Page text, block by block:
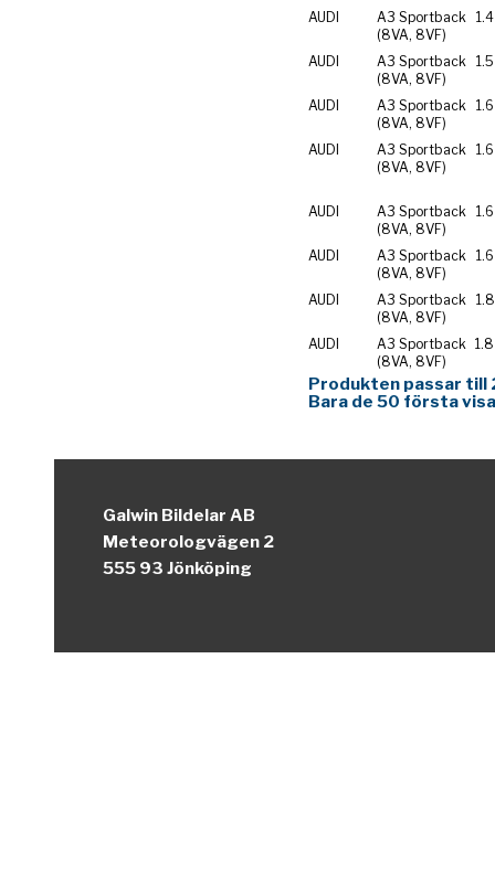
AUDI
A3 Sportback
(8VA, 8VF)
AUDI
A3 Sportback
(8VA, 8VF)
AUDI
A3 Sportback
(8VA, 8VF)
AUDI
A3 Sportback
(8VA, 8VF)
AUDI
A3 Sportback
(8VA, 8VF)
AUDI
A3 Sportback
(8VA, 8VF)
AUDI
A3 Sportback
(8VA, 8VF)
AUDI
A3 Sportback
(8VA, 8VF)
Produkten passar till
Bara de 50 första
Galwin Bildelar AB
Meteorologvägen 2
555 93 Jönköping